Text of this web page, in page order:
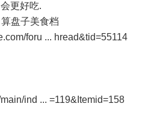
更好吃.
盘子美食档
foru ... hread&tid=55114
ind ... =119&Itemid=158